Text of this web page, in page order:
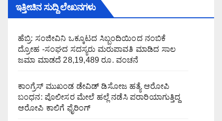
ಇತ್ತೀಚಿನ ಸುದ್ದಿ ಲೇಖನಗಳು
ಹೆಬ್ರಿ: ಸಂಜೀವಿನಿ ಒಕ್ಕೂಟದ ಸಿಬ್ಬಂದಿಯಿಂದ ನಂಬಿಕೆ
ದ್ರೋಹ -ಸಂಘದ ಸದಸ್ಯರು ಮರುಪಾವತಿ ಮಾಡಿದ ಸಾಲ
ಜಮಾ ಮಾಡದೆ 28,19,489 ರೂ. ವಂಚನೆ
ಕಾಂಗ್ರೆಸ್ ಮುಖಂಡ ಡೇವಿಡ್ ಡಿಸೋಜ ಹತ್ಯೆ ಆರೋಪಿ
ಬಂಧನ: ಪೊಲೀಸರ ಮೇಲೆ ಹಲ್ಲೆ ನಡೆಸಿ ಪರಾರಿಯಾಗುತ್ತಿದ್ದ
ಆರೋಪಿ ಕಾಲಿಗೆ ಫೈರಿಂಗ್